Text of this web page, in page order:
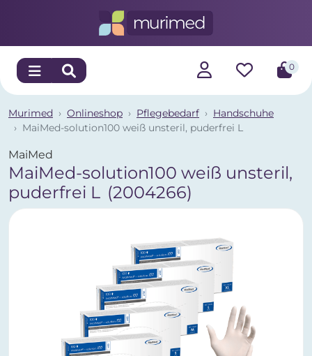
0
Murimed Onlineshop Pflegebedarf
Handschuhe
MaiMed-solution100 weiß unsteril, puderfrei L
MaiMed
MaiMed-solution100 weiß unsteril,
puderfrei L (2004266)